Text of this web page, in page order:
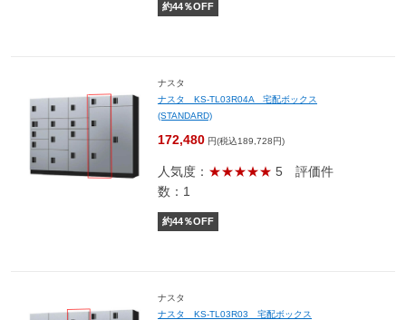
約44％OFF
ナスタ
ナスタ KS-TL03R04A 宅配ボックス
(STANDARD)
172,480 円(税込189,728円)
人気度： ★★★★★ 5 評価件
数：1
約44％OFF
ナスタ
ナスタ KS-TL03R03 宅配ボックス